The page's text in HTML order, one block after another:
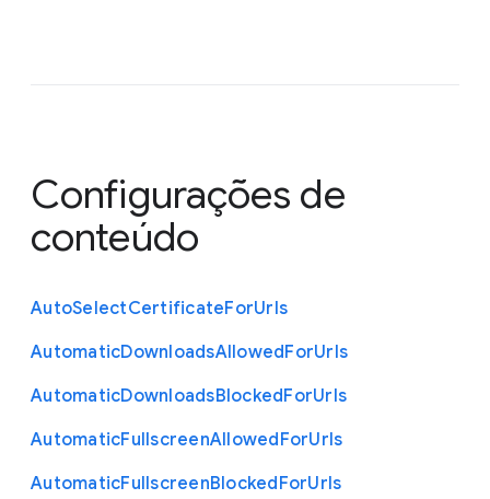
Configurações de
conteúdo
AutoSelectCertificateForUrls
AutomaticDownloadsAllowedForUrls
AutomaticDownloadsBlockedForUrls
AutomaticFullscreenAllowedForUrls
AutomaticFullscreenBlockedForUrls